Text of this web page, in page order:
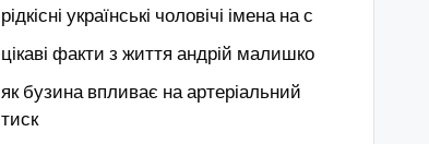
рідкісні українські чоловічі імена на с
цікаві факти з життя андрій малишко
як бузина впливає на артеріальний
тиск